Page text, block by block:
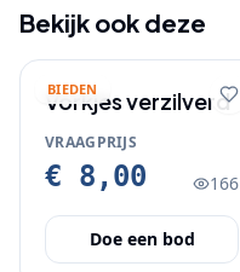
Bekijk ook deze
BIEDEN
Vorkjes verzilverd
VRAAGPRIJS
€ 8,00 166
Doe een bod